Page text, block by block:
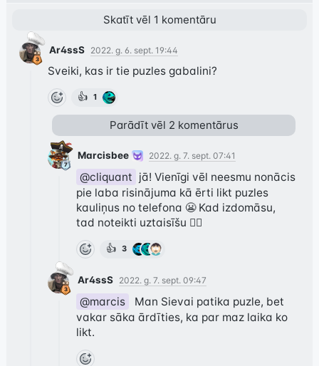
Skatīt vēl 1 komentāru
Ar4ssS 2022. g. 6. sept. 19:44
Sveiki, kas ir tie puzles gabalini?
👍 1
Parādīt vēl 2 komentārus
Marcisbee 2022. g. 7. sept. 07:41
@cliquant jā! Vienīgi vēl neesmu nonācis
pie laba risinājuma kā ērti likt puzles
kauliņus no telefona 😬 Kad izdomāsu,
tad noteikti uztaisīšu 👍🏼
👍 3
Ar4ssS 2022. g. 7. sept. 09:47
@marcis
  Man Sievai patika puzle, bet
vakar sāka ārdīties, ka par maz laika ko
likt.